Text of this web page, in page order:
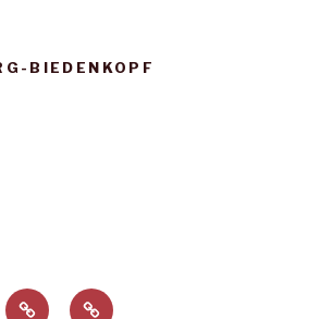
BIEDENKOPF
HistorieEinwilligungen